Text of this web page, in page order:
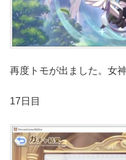
再度トモが出ました。女
17日目